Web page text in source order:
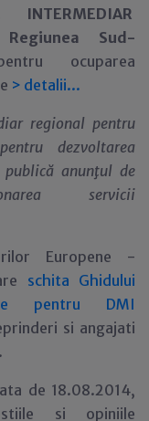
INTERMEDIAR
Regiunea Sud-
ocuparea
> detalii...
regional pentru
dezvoltarea
ă anunţul de
servicii
Europene -
schita Ghidului
pentru DMI
si angajati
de 18.08.2014,
si opiniile